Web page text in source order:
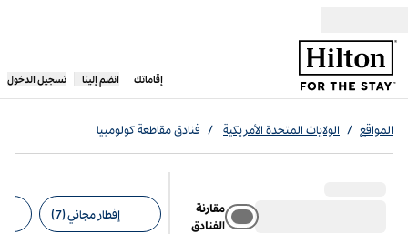
إقاماتك
، يفتح علامة تبويب جديدة
انضم إلينا تسجيل الدخول
المواقع / الولايات المتحدة الأمريكية / فنادق مقاطعة كولومبيا
مقارنة
الفنادق
إفطار مجاني (7)